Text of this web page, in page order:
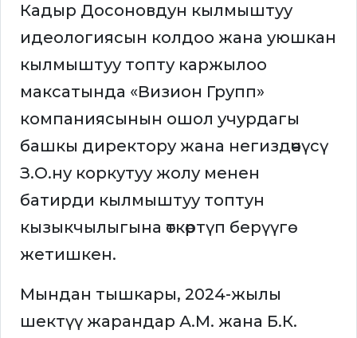
Кадыр Досоновдун кылмыштуу
идеологиясын колдоо жана уюшкан
кылмыштуу топту каржылоо
максатында «Визион Групп»
компаниясынын ошол учурдагы
башкы директору жана негиздөөчүсү
З.О.ну коркутуу жолу менен
батирди кылмыштуу топтун
кызыкчылыгына өткөртүп берүүгө
жетишкен.
Мындан тышкары, 2024-жылы
шектүү жарандар А.М. жана Б.К.